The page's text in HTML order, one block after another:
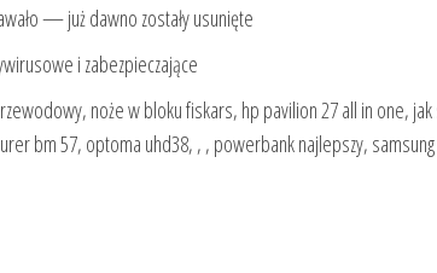
— już dawno zostały usunięte
i zabezpieczające
noże w bloku fiskars, hp pavilion 27 all in one,
bm 57, optoma uhd38, , , powerbank najlepszy, samsung